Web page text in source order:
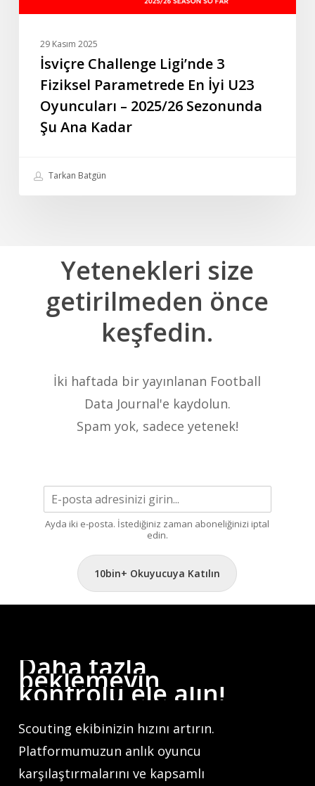
Sezonunda
Kadar
29 Kasım 2025
İsviçre Challenge Ligi’nde 3
Fiziksel Parametrede En İyi U23
Oyuncuları – 2025/26 Sezonunda
Şu Ana Kadar
Tarkan Batgün
Yetenekleri size
getirilmeden önce
keşfedin.
İki haftada bir yayınlanan Football
Data Journal'e kaydolun.
Spam yok, sadece yetenek!
Ayda iki e-posta. İstediğiniz zaman aboneliğinizi iptal
edin.
10bin+ Okuyucuya Katılın
Dahafazla
beklemeyin,
kontrolü ele alın!
Scouting ekibinizin hızını artırın.
Platformumuzun anlık oyuncu
karşılaştırmalarını ve kapsamlı